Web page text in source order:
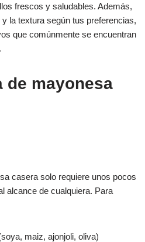
frescos y saludables. Además,
la textura según tus preferencias,
que comúnmente se encuentran
de mayonesa
casera solo requiere unos pocos
alcance de cualquiera. Para
maiz, ajonjoli, oliva)